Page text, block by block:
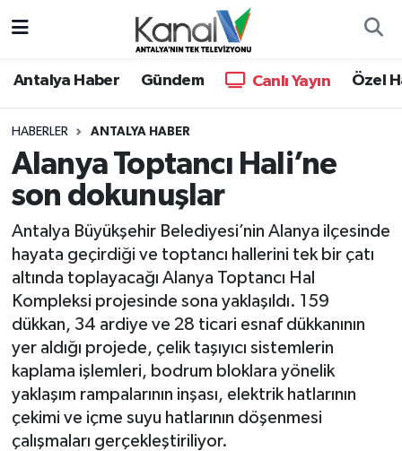
Antalya Haber Gündem Canlı Yayın Özel
HABERLER ANTALYA HABER
Alanya Toptancı Hali’ne
son dokunuşlar
Antalya Büyükşehir Belediyesi’nin Alanya ilçesinde
hayata geçirdiği ve toptancı hallerini tek bir çatı
altında toplayacağı Alanya Toptancı Hal
Kompleksi projesinde sona yaklaşıldı. 159
dükkan, 34 ardiye ve 28 ticari esnaf dükkanının
yer aldığı projede, çelik taşıyıcı sistemlerin
kaplama işlemleri, bodrum bloklara yönelik
yaklaşım rampalarının inşası, elektrik hatlarının
çekimi ve içme suyu hatlarının döşenmesi
çalışmaları gerçekleştiriliyor.
Antalya Haber
Dünya
Eğitim
Ekonomi
Gündem
Günün Manşetleri
Haber Kuşakları
Haberler
Hava Durumu
Trafik Durumu
Süper Lig Puan Durumu ve Fikstür
Tüm Manşetler
Son Dakika Haberleri
Haber Arşivi